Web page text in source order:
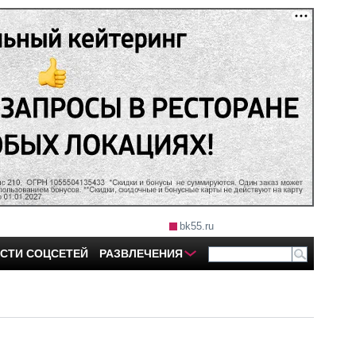
bk55.ru
СОЦСЕТЕЙ РАЗВЛЕЧЕНИЯ